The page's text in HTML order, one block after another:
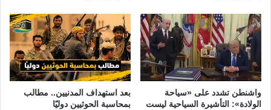
واشنطن تشدد على «سياحة
الولادة»: التأشيرة السياحية ليست
بعد استهداف المدنيين.. مطالب
بمحاسبة الحوثيين دوليًا